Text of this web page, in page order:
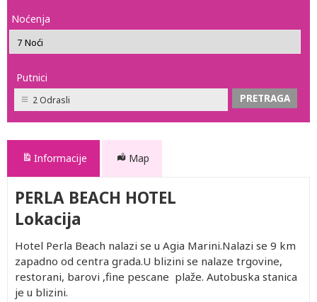
Noćenja
Putnici
2 Odrasli
Informacije Map
PERLA BEACH HOTEL
Lokacija
Hotel Perla Beach nalazi se u Agia Marini.Nalazi se 9 km
zapadno od centra grada.U blizini se nalaze trgovine,
restorani, barovi ,fine pescane plaže. Autobuska stanica
je u blizini.